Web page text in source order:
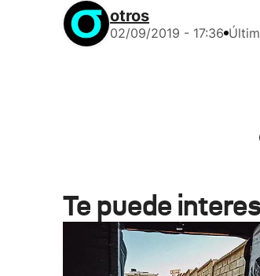
otros
02/09/2019 - 17:36
Te puede